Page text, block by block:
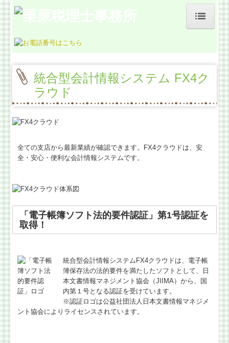
ホーム
事務所紹介
お客様の声
料金について
業務契約までの流れ
税理士をお探しの方、見直したい方
決算書の信用力を高めます
記帳適時性証明書の活用
スマート業績確認機能
統合型会計情報システム FX4ク
ラウド
全ての支店から最新業績が確認できます。FX4クラウドは、安
全・安心・便利な会計情報システムです。
「電子帳簿ソフト法的要件認証」第1号認証を
取得！
統合型会計情報システムFX4クラウドは、電子帳
簿保存法の法的要件を満たしたソフトとして、日
本文書情報マネジメント協会（JIIMA）から、国
内第１号となる認証を受けています。
※認証ロゴは公益社団法人日本文書情報マネジメ
ント協会によりライセンスされています。